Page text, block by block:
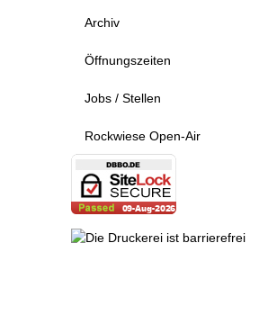
Archiv
Öffnungszeiten
Jobs / Stellen
Rockwiese Open-Air